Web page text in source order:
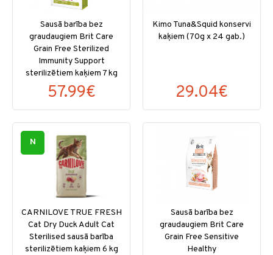
Sausā barība bez
graudaugiem Brit Care
Grain Free Sterilized
Immunity Support
sterilizētiem kaķiem 7 kg
57.99€
Kimo Tuna&Squid konservi
kaķiem (70g x 24 gab.)
29.04€
N
CARNILOVE TRUE FRESH
Cat Dry Duck Adult Cat
Sterilised sausā barība
sterilizētiem kaķiem 6 kg
Sausā barība bez
graudaugiem Brit Care
Grain Free Sensitive
Healthy